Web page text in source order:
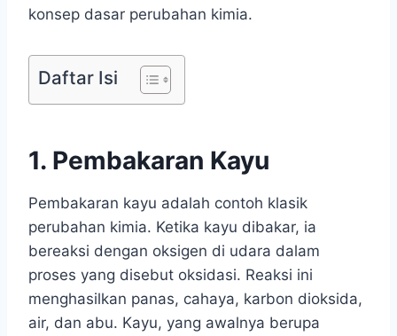
konsep dasar perubahan kimia.
Daftar Isi
1. Pembakaran Kayu
Pembakaran kayu adalah contoh klasik
perubahan kimia. Ketika kayu dibakar, ia
bereaksi dengan oksigen di udara dalam
proses yang disebut oksidasi. Reaksi ini
menghasilkan panas, cahaya, karbon dioksida,
air, dan abu. Kayu, yang awalnya berupa